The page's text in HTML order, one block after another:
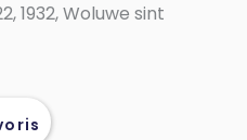
1932, Woluwe sint